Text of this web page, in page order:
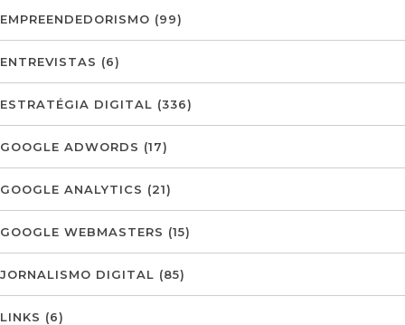
EMPREENDEDORISMO (99)
ENTREVISTAS (6)
ESTRATÉGIA DIGITAL (336)
GOOGLE ADWORDS (17)
GOOGLE ANALYTICS (21)
GOOGLE WEBMASTERS (15)
JORNALISMO DIGITAL (85)
LINKS (6)